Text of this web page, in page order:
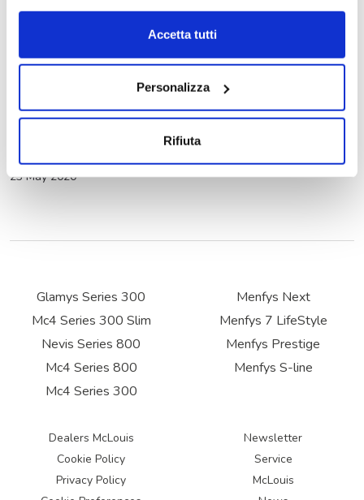
qui. Cliccando sul tasto "Acconsento" permetti l'utilizzo
Accetta tutti
Personalizza
Rifiuta
23 May 2020
Glamys Series 300
Mc4 Series 300 Slim
Nevis Series 800
Mc4 Series 800
Mc4 Series 300
Menfys Next
Menfys 7 LifeStyle
Menfys Prestige
Menfys S-line
Dealers McLouis
Cookie Policy
Privacy Policy
Newsletter
Service
McLouis